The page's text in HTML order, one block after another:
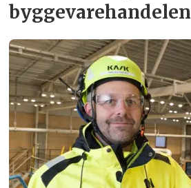
byggevare­handelen